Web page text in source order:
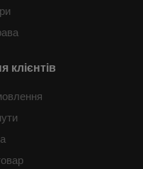
клієнтів